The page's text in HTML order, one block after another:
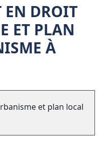
EN DROIT
ET PLAN
À
et plan local